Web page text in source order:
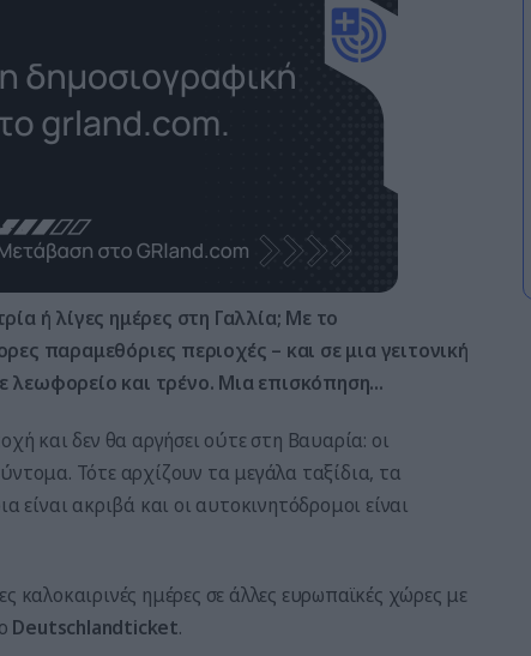
ή λίγες ημέρες στη Γαλλία; Με το
παραμεθόριες περιοχές – και σε μια γειτονική
λεωφορείο και τρένο. Μια επισκόπηση…
και δεν θα αργήσει ούτε στη Βαυαρία: οι
Τότε αρχίζουν τα μεγάλα ταξίδια, τα
είναι ακριβά και οι αυτοκινητόδρομοι είναι
καλοκαιρινές ημέρες σε άλλες ευρωπαϊκές χώρες με
Deutschlandticket.